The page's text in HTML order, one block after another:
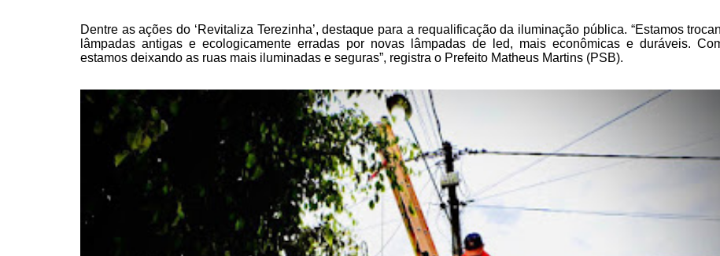
Dentre as ações do ‘Revitaliza Terezinha’, destaque para a requalificação da iluminação pública. “Estamos
lâmpadas antigas e ecologicamente erradas por novas lâmpadas de led, mais econômicas e duráveis.
estamos deixando as ruas mais iluminadas e seguras”, registra o Prefeito Matheus Martins (PSB).